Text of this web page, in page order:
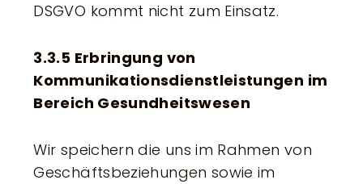
DSGVO kommt nicht zum Einsatz.
3.3.5 Erbringung von
Kommunikationsdienstleistungen im
Bereich Gesundheitswesen
Wir speichern die uns im Rahmen von
Geschäftsbeziehungen sowie im